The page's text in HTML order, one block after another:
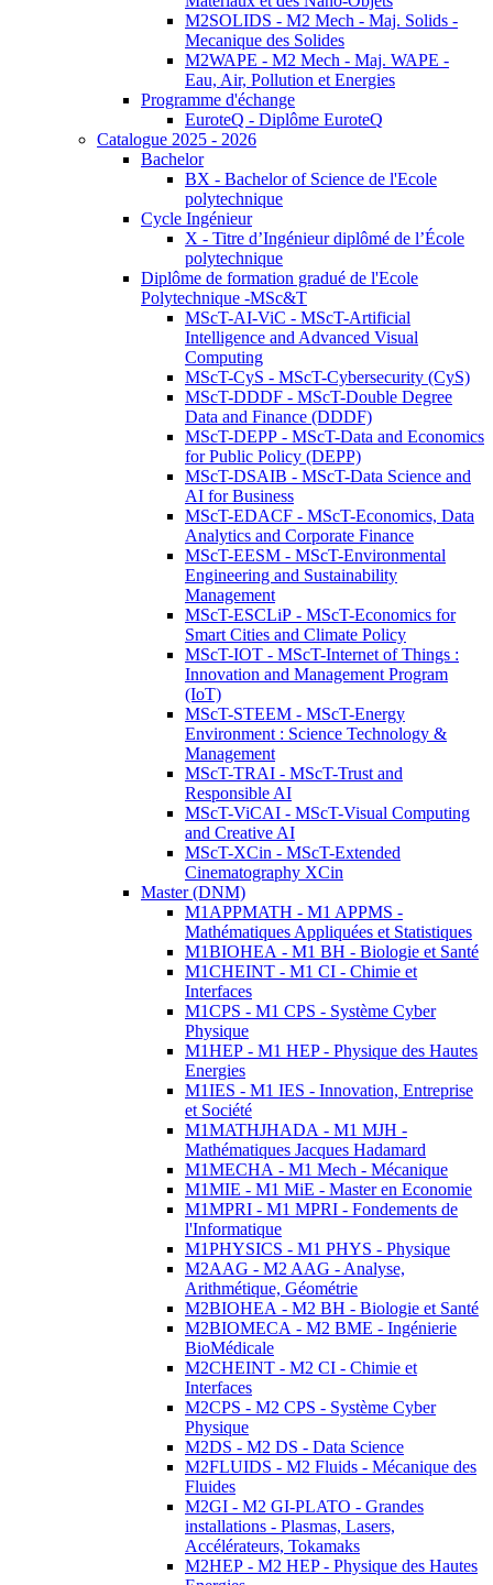
M2SOLIDS - M2 Mech - Maj. Solids -
Mecanique des Solides
M2WAPE - M2 Mech - Maj. WAPE -
Eau, Air, Pollution et Energies
Programme d'échange
EuroteQ - Diplôme EuroteQ
Catalogue 2025 - 2026
Bachelor
BX - Bachelor of Science de l'Ecole
polytechnique
Cycle Ingénieur
X - Titre d’Ingénieur diplômé de l’École
polytechnique
Diplôme de formation gradué de l'Ecole
Polytechnique -MSc&T
MScT-AI-ViC - MScT-Artificial
Intelligence and Advanced Visual
Computing
MScT-CyS - MScT-Cybersecurity (CyS)
MScT-DDDF - MScT-Double Degree
Data and Finance (DDDF)
MScT-DEPP - MScT-Data and Economics
for Public Policy (DEPP)
MScT-DSAIB - MScT-Data Science and
AI for Business
MScT-EDACF - MScT-Economics, Data
Analytics and Corporate Finance
MScT-EESM - MScT-Environmental
Engineering and Sustainability
Management
MScT-ESCLiP - MScT-Economics for
Smart Cities and Climate Policy
MScT-IOT - MScT-Internet of Things :
Innovation and Management Program
(IoT)
MScT-STEEM - MScT-Energy
Environment : Science Technology &
Management
MScT-TRAI - MScT-Trust and
Responsible AI
MScT-ViCAI - MScT-Visual Computing
and Creative AI
MScT-XCin - MScT-Extended
Cinematography XCin
Master (DNM)
M1APPMATH - M1 APPMS -
Mathématiques Appliquées et Statistiques
M1BIOHEA - M1 BH - Biologie et Santé
M1CHEINT - M1 CI - Chimie et
Interfaces
M1CPS - M1 CPS - Système Cyber
Physique
M1HEP - M1 HEP - Physique des Hautes
Energies
M1IES - M1 IES - Innovation, Entreprise
et Société
M1MATHJHADA - M1 MJH -
Mathématiques Jacques Hadamard
M1MECHA - M1 Mech - Mécanique
M1MIE - M1 MiE - Master en Economie
M1MPRI - M1 MPRI - Fondements de
l'Informatique
M1PHYSICS - M1 PHYS - Physique
M2AAG - M2 AAG - Analyse,
Arithmétique, Géométrie
M2BIOHEA - M2 BH - Biologie et Santé
M2BIOMECA - M2 BME - Ingénierie
BioMédicale
M2CHEINT - M2 CI - Chimie et
Interfaces
M2CPS - M2 CPS - Système Cyber
Physique
M2DS - M2 DS - Data Science
M2FLUIDS - M2 Fluids - Mécanique des
Fluides
M2GI - M2 GI-PLATO - Grandes
installations - Plasmas, Lasers,
Accélérateurs, Tokamaks
M2HEP - M2 HEP - Physique des Hautes